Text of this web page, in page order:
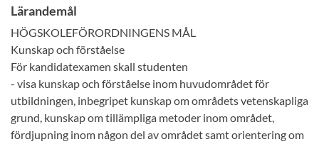
Lärandemål
HÖGSKOLEFÖRORDNINGENS MÅL
Kunskap och förståelse
För kandidatexamen skall studenten
- visa kunskap och förståelse inom huvudområdet för
utbildningen, inbegripet kunskap om områdets vetenskapliga
grund, kunskap om tillämpliga metoder inom området,
fördjupning inom någon del av området samt orientering om